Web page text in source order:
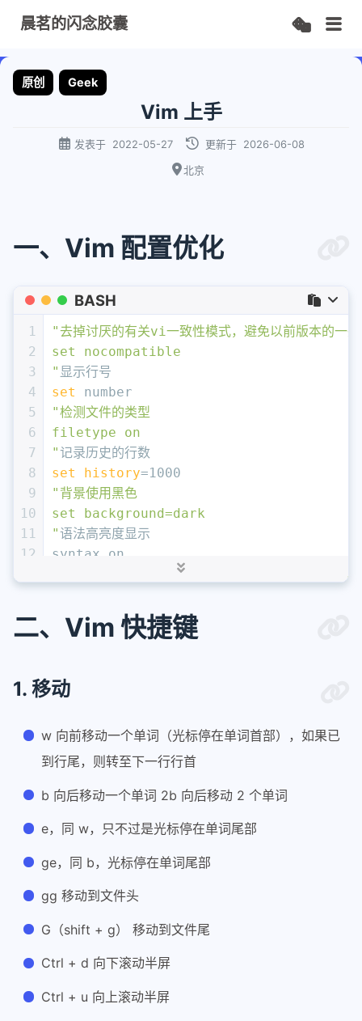
晨茗的闪念胶囊
原创 Geek
Vim 上手
发表于 2022-05-27 更新于 2026-06-08
北京
一、Vim 配置优化
BASH
1
2
3
4
5
6
7
8
9
10
11
12
15
16
19
21
24
26
27
29
31
32
34
"去掉讨厌的有关vi一致性模式，避免以前版本的一
set nocompatible
" 显示行号
set
number
"检测文件的类型
filetype on
"记录历史的行数
set
history=1000
"背景使用黑色
set background=dark
"语法高亮度显示
syntax on
"下面两行在进行编写代码时，在格式对起上很有用；
"第二行，依据上面的对起格式，智能的选择对起方
写上很有用
set
"第一行设置tab键为4个空格，第二行设置当行之间
set shiftwidth=4
"设置匹配模式，类似当输入一个左括号时会匹配相应
"在编辑过程中，在右下角显示光标位置的状态行
" 查询时非常方便，如要查找book单词，当输入到/b
"个b开头的单词，当输入到/bo时，会自动找到第一
"时，别忘记回车
"设置历史记录步数
二、Vim 快捷键
1. 移动
w 向前移动一个单词（光标停在单词首部），如果已
到行尾，则转至下一行行首
b 向后移动一个单词 2b 向后移动 2 个单词
e，同 w，只不过是光标停在单词尾部
ge，同 b，光标停在单词尾部
gg 移动到文件头
G（shift + g） 移动到文件尾
Ctrl + d 向下滚动半屏
Ctrl + u 向上滚动半屏